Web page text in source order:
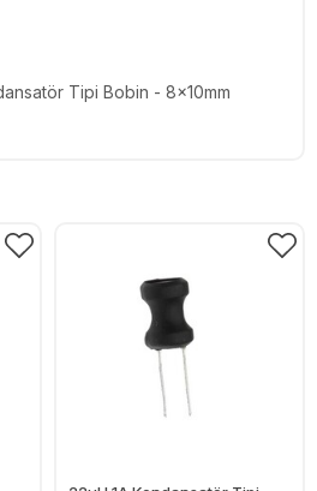
Tipi Bobin - 8x10mm